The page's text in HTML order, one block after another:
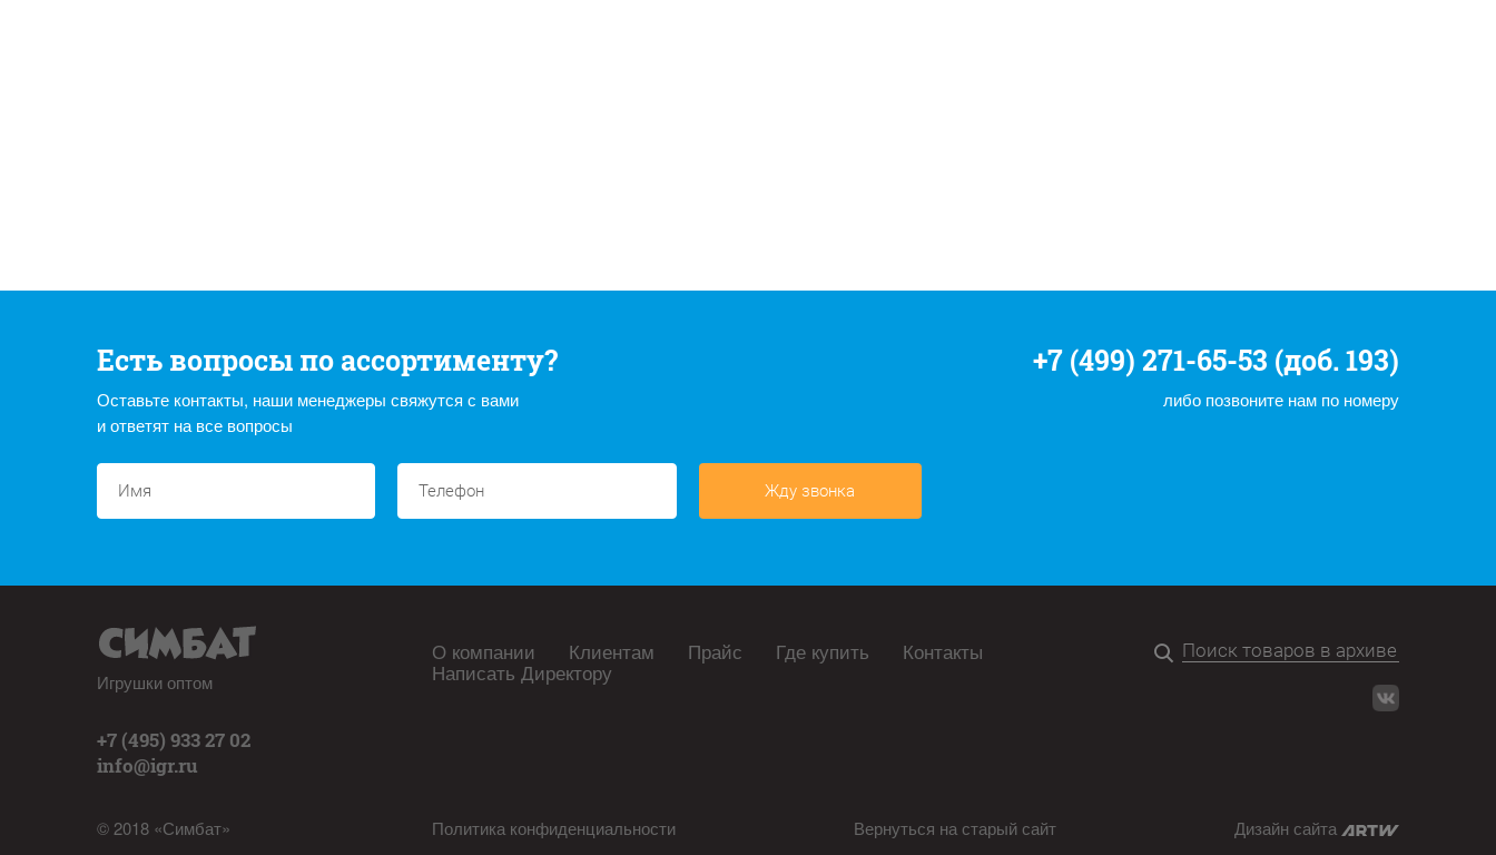
Есть вопросы по ассортименту?
Оставьте контакты, наши менеджеры свяжутся с вами
и ответят на все вопросы
+7 (499) 271-65-53 (доб. 193)
либо позвоните нам по номеру
Жду звонка
Игрушки оптом
+7 (495) 933 27 02
info@igr.ru
© 2018 «Симбат»
О компании Клиентам Прайс Где купить Контакты
Написать Директору
Политика конфиденциальности Вернуться на старый сайт Дизайн сайта